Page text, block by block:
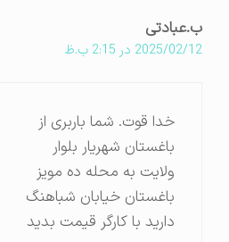
ب.عبادتی
2025/02/12 در 2:15 ب.ظ
خدا قوت. شما باربری از
باغستان شهریار بلوار
ولایت به محله ده مویز
باغستان خیابان شباهنگ
دارید با کارگر قیمت بدید